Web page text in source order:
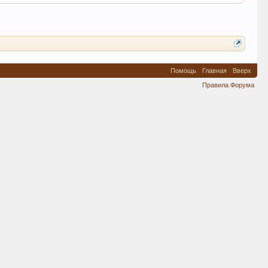
Помощь Главная
Вверх
Правила Форума